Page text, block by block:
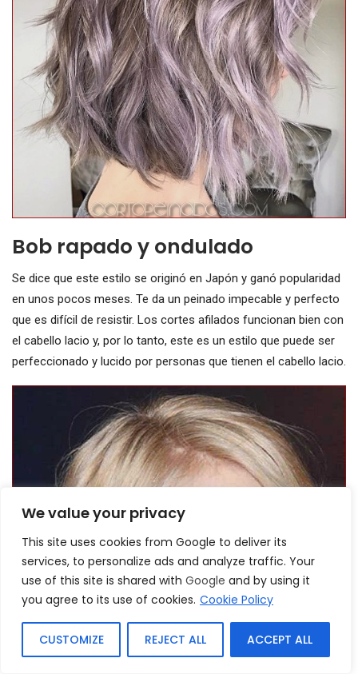
We value your privacy
This site uses cookies from Google to deliver its
services, to personalize ads and analyze traffic. Your
use of this site is shared with Google and by using it
you agree to its use of cookies. Cookie Policy
CUSTOMIZE REJECT ALL ACCEPT ALL
Bob rapado y ondulado
Se dice que este estilo se originó en Japón y ganó popularidad
en unos pocos meses. Te da un peinado impecable y perfecto
que es difícil de resistir. Los cortes afilados funcionan bien con
el cabello lacio y, por lo tanto, este es un estilo que puede ser
perfeccionado y lucido por personas que tienen el cabello lacio.